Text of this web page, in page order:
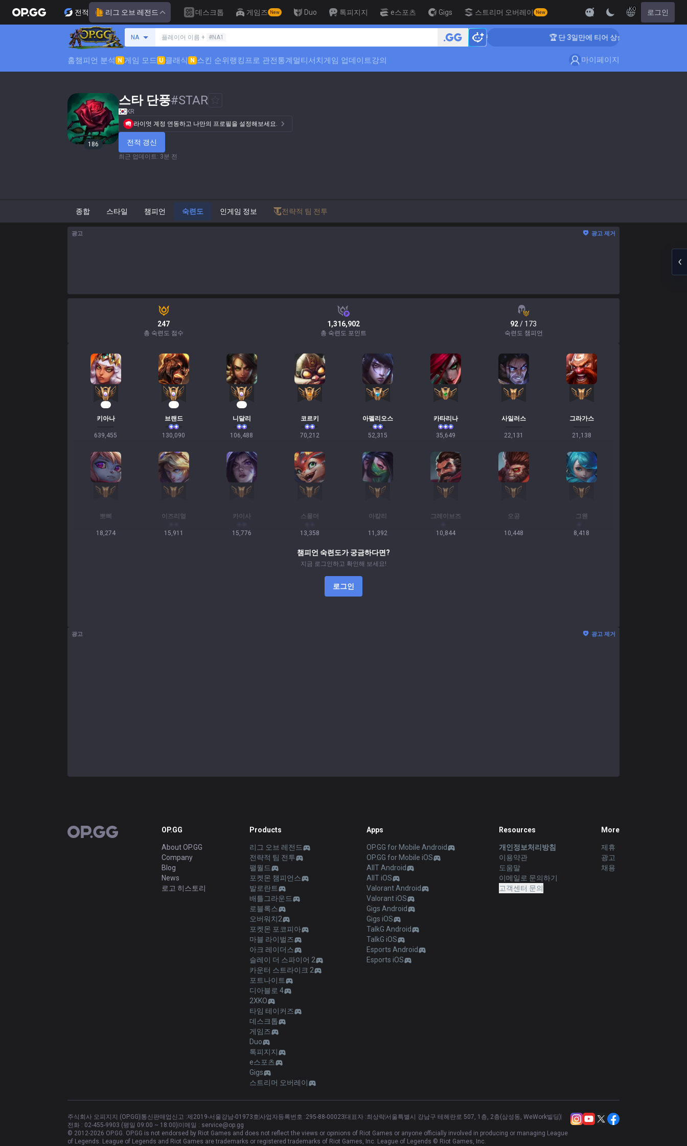
전적 리그 오브 레전드 데스크톱 게임즈 New Duo 톡피지지 e스포츠 Gigs 스트리머 오버레이 New
KO 로그인
NA 플레이어 이름 + #NA1 🏆 단 3일만에 티어 상승 하는 방법! 🏆 단 3일만에 티어 상승 하는 방법!
홈챔피언 분석 N 게임 모드 U 클래식 N 스킨 순위랭킹프로 관전통계멀티서치게임 업데이트강의 마이페이지
186
스타 단풍#STAR
KR
라이엇 계정 연동하고 나만의 프로필을 설정해보세요.
전적 갱신
최근 업데이트: 3분 전
종합 스타일 챔피언 숙련도 인게임 정보 전략적 팀 전투
광고 광고 제거
247
총 숙련도 점수
1,316,902
총 숙련도 포인트
92/ 173
숙련도 챔피언
57
키아나
639,455
14
브랜드
130,090
12
니달리
106,488
코르키
70,212
아펠리오스
52,315
카타리나
35,649
사일러스
22,131
그라가스
21,138
뽀삐
18,274
이즈리얼
15,911
카이사
15,776
스몰더
13,358
아칼리
11,392
그레이브즈
10,844
오공
10,448
그웬
8,418
챔피언 숙련도가 궁금하다면?
지금 로그인하고 확인해 보세요!
로그인
광고 광고 제거
OP.GG OP.GG
About OP.GG
Company
Blog
News
로고 히스토리
Products
리그 오브 레전드
전략적 팀 전투
팰월드
포켓몬 챔피언스
발로란트
배틀그라운드
로블록스
오버워치2
포켓몬 포코피아
마블 라이벌즈
아크 레이더스
슬레이 더 스파이어 2
카운터 스트라이크 2
포트나이트
디아블로 4
2XKO
타임 테이커즈
데스크톱
게임즈
Duo
톡피지지
e스포츠
Gigs
스트리머 오버레이
Apps
OP.GG for Mobile Android
OP.GG for Mobile iOS
AllT Android
AllT iOS
Valorant Android
Valorant iOS
Gigs Android
Gigs iOS
TalkG Android
TalkG iOS
Esports Android
Esports iOS
Resources
개인정보처리방침
이용약관
도움말
이메일로 문의하기
고객센터 문의
More
제휴
광고
채용
주식회사 오피지지 (OP.GG) 통신판매업신고 :제2019-서울강남-01973호 사업자등록번호 :295-88-00023대표자 :최상락서울특별시 강남구 테헤란로 507, 1층, 2층(삼성동, WeWork빌딩)
전화 : 02-455-9903 (평일 09:00 ~ 18:00) 이메일 : service@op.gg
© 2012-2026 OP.GG. OP.GG is not endorsed by Riot Games and does not reflect the views or opinions of Riot Games or anyone officially involved in producing or managing League
of Legends. League of Legends and Riot Games are trademarks or registered trademarks of Riot Games, Inc. League of Legends © Riot Games, Inc.